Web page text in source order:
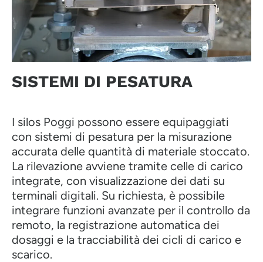
SISTEMI DI PESATURA
I silos Poggi possono essere equipaggiati
con sistemi di pesatura per la misurazione
accurata delle quantità di materiale stoccato.
La rilevazione avviene tramite celle di carico
integrate, con visualizzazione dei dati su
terminali digitali. Su richiesta, è possibile
integrare funzioni avanzate per il controllo da
remoto, la registrazione automatica dei
dosaggi e la tracciabilità dei cicli di carico e
scarico.